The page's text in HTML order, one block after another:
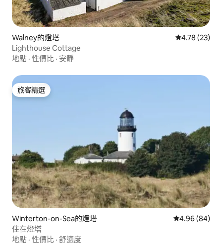
Walney的燈塔 從 23 則評價
4.78 (23)
Lighthouse Cottage
地點 · 性價比 · 安靜
旅客精選
旅客精選
Winterton-on-Sea的燈塔 從 84 則評價
4.96 (84)
住在燈塔
地點 · 性價比 · 舒適度